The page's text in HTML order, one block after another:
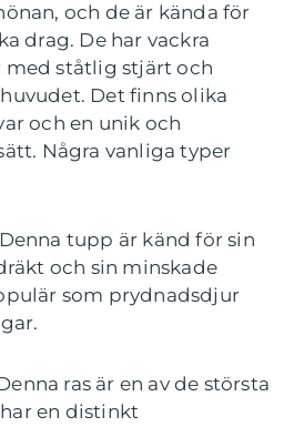
och de är kända för
drag. De har vackra
ståtlig stjärt och
Det finns olika
och en unik och
Några vanliga typer
tupp är känd för sin
och sin minskade
som prydnadsdjur
ras är en av de största
en distinkt